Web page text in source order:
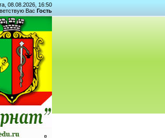
08.08.2026, 16:50
Вас Гость